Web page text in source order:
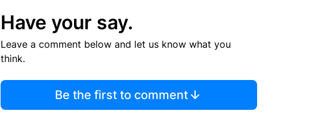
Have your say.
Leave a comment below and let us know what you
think.
Be the first to comment